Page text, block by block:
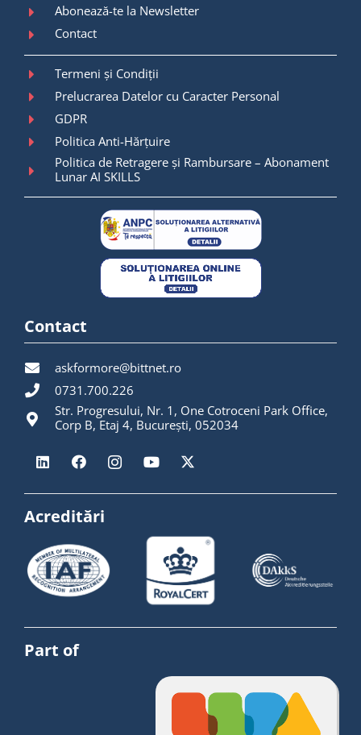
Abonează-te la Newsletter
Contact
Termeni și Condiții
Prelucrarea Datelor cu Caracter Personal
GDPR
Politica Anti-Hărțuire
Politica de Retragere și Rambursare – Abonament
Lunar AI SKILLS
Contact
askformore@bittnet.ro
0731.700.226
Str. Progresului, Nr. 1, One Cotroceni Park Office,
Corp B, Etaj 4, București, 052034
Acreditări
Part of